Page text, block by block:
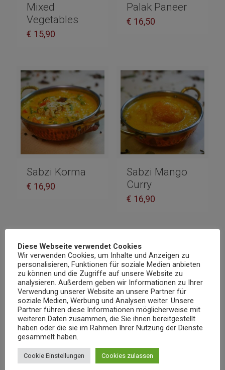
Mixed
Vegetables
€ 15,90
Palak Paneer
€ 16,50
Sabzi Korma
€ 16,90
Sabzi Mango
Curry
€ 16,90
Tarka Daal
€15,00
Biryani
€15,90
Diese Webseite verwendet Cookies
Wir verwenden Cookies, um Inhalte und Anzeigen zu
personalisieren, Funktionen für soziale Medien anbieten
zu können und die Zugriffe auf unsere Website zu
analysieren. Außerdem geben wir Informationen zu Ihrer
Verwendung unserer Website an unsere Partner für
soziale Medien, Werbung und Analysen weiter. Unsere
Partner führen diese Informationen möglicherweise mit
weiteren Daten zusammen, die Sie ihnen bereitgestellt
haben oder die sie im Rahmen Ihrer Nutzung der Dienste
gesammelt haben.
Cookie Einstellungen Cookies zulassen